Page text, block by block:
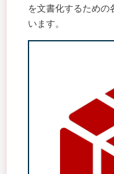
を文書化するための
います。